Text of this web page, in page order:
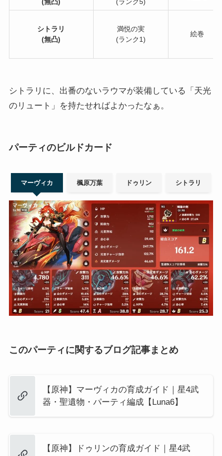
(無凸)
(ランク5)
シトラリ
(無凸)
満悦の実
(ランク1)
絵巻
シトラリに、出番のないラウマが装備している「天光
のリュート」を持たせればよかったなぁ。
パーティのビルドカード
マーヴィカ 楓原万葉 ドゥリン シトラリ
このパーティに関するブログ記事まとめ
【原神】マーヴィカの育成ガイド｜星4武
器・聖遺物・パーティ編成【Luna6】
【原神】ドゥリンの育成ガイド｜星4武